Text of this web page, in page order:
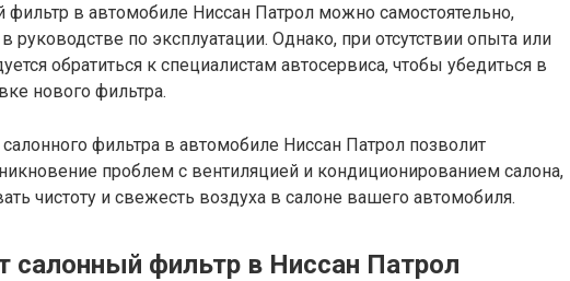
фильтр в автомобиле Ниссан Патрол можно самостоятельно,
руководстве по эксплуатации. Однако, при отсутствии опыта или
обратиться к специалистам автосервиса, чтобы убедиться в
нового фильтра.
фильтра в автомобиле Ниссан Патрол позволит
проблем с вентиляцией и кондиционированием салона,
чистоту и свежесть воздуха в салоне вашего автомобиля.
салонный фильтр в Ниссан Патрол